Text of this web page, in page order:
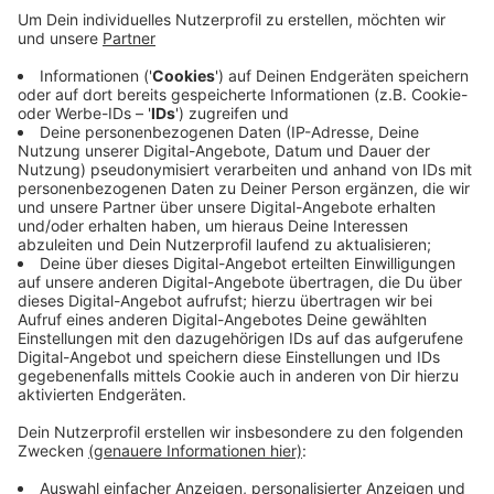
In Höhe der Gärtnerei hatte ein Autofahrer die
Kontrolle verloren und sich mehrfach überschlagen.
Der Fahrer wurde verletzt. Ein Rettungshubschrauber
war angefordert, doch ein Rettungswagen brachte
den Verletzten in ein Krankenhaus. Für einige Dramatik
sorgte ein Hund, der mit im Auto war. Er wurde bei dem
Unfall herausgeschleudert. Die Feuerwehr nahm das
verletzte Tier in Obhut und brachte es zum Tierarzt.
Doch am Ende überlebte das Tier den Unfall nicht. Die
Polizei ermittelt jetzt die Ursache des Unfalls.
Anzeige